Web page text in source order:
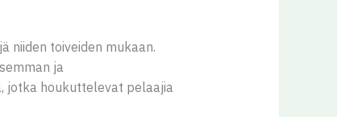
niiden toiveiden mukaan.
ja
jotka houkuttelevat pelaajia